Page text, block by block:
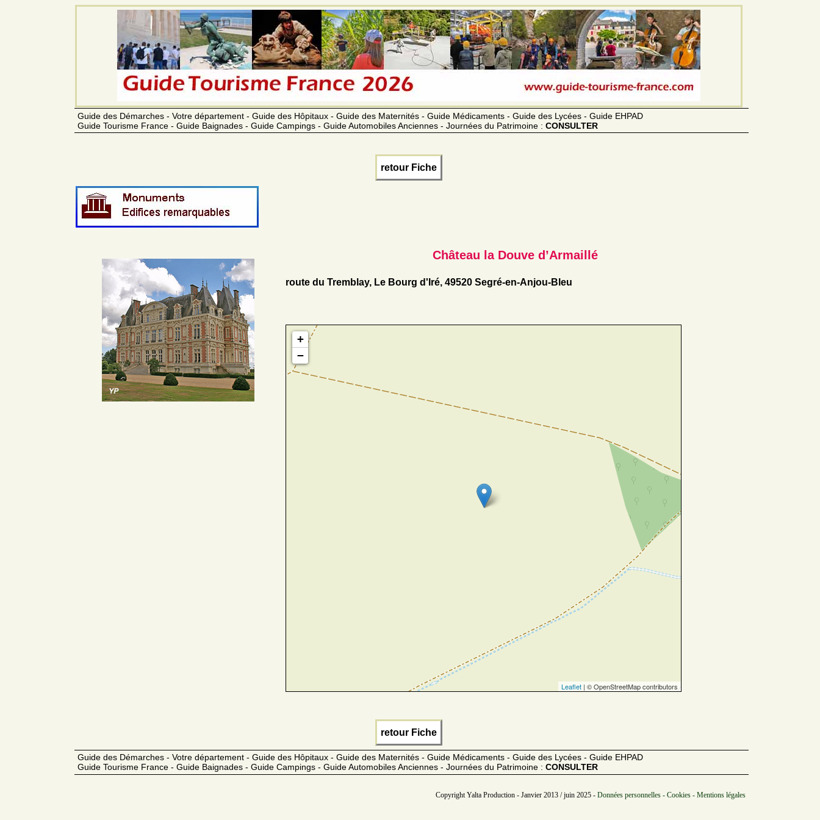
Guide des Démarches - Votre département - Guide des Hôpitaux - Guide des Maternités - Guide Médicaments - Guide des Lycées - Guide EHPAD
Guide Tourisme France - Guide Baignades - Guide Campings - Guide Automobiles Anciennes - Journées du Patrimoine : CONSULTER
retour Fiche
Château la Douve d’Armaillé
route du Tremblay, Le Bourg d'Iré, 49520 Segré-en-Anjou-Bleu
+
−
Leaflet| © OpenStreetMap contributors
retour Fiche
Guide des Démarches - Votre département - Guide des Hôpitaux - Guide des Maternités - Guide Médicaments - Guide des Lycées - Guide EHPAD
Guide Tourisme France - Guide Baignades - Guide Campings - Guide Automobiles Anciennes - Journées du Patrimoine : CONSULTER
Copyright Yalta Production - Janvier 2013 / juin 2025 - Données personnelles - Cookies - Mentions légales